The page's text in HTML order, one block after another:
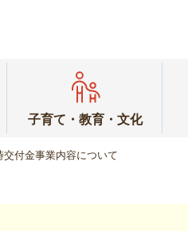
子育て・教育・文化
付金事業内容について